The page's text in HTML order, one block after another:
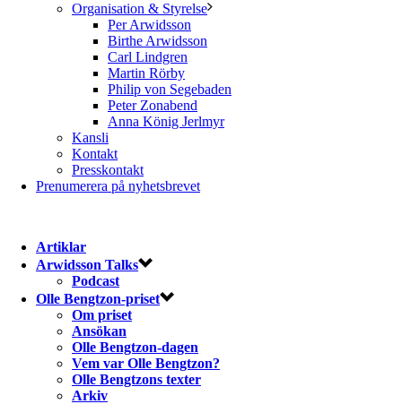
Organisation & Styrelse
Per Arwidsson
Birthe Arwidsson
Carl Lindgren
Martin Rörby
Philip von Segebaden
Peter Zonabend
Anna König Jerlmyr
Kansli
Kontakt
Presskontakt
Prenumerera på nyhetsbrevet
Artiklar
Arwidsson Talks
Podcast
Olle Bengtzon-priset
Om priset
Ansökan
Olle Bengtzon-dagen
Vem var Olle Bengtzon?
Olle Bengtzons texter
Arkiv